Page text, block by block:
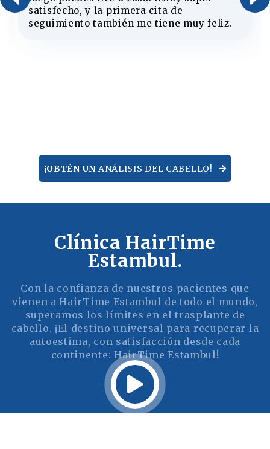
satisfecho, y la primera cita de
seguimiento también me tiene muy feliz.
¡OBTÉN UN ANÁLISIS DEL CABELLO!
Clínica HairTime
Estambul.
Con la confianza de nuestros pacientes que
vienen a HairTime Estambul de todo el mundo,
superamos los límites en el trasplante de
cabello. ¡El destino universal para recuperar la
autoestima, con satisfacción desde cada
continente: HairTime Estambul!